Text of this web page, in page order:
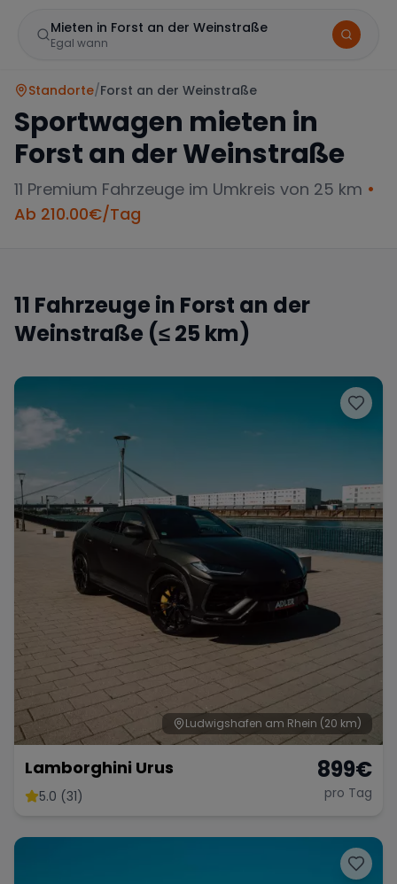
Mieten in Forst an der Weinstraße
Egal wann
Mercedes BMW
Porsche
McLaren Ford Jaguar
Tesla Chevrolet Dodge
Bentley Rolls Royce Aston Martin
Bugatti Maserati
Zeitraum wählen
Standorte/Forst an der Weinstraße
Sportwagen mieten in
Forst an der Weinstraße
11 Premium Fahrzeuge im Umkreis von 25 km •
Ab 210.00€/Tag
11 Fahrzeuge in Forst an der
Weinstraße (≤ 25 km)
Ludwigshafen am Rhein (20 km)
Lamborghini Urus
5.0 (31)
899€
pro Tag